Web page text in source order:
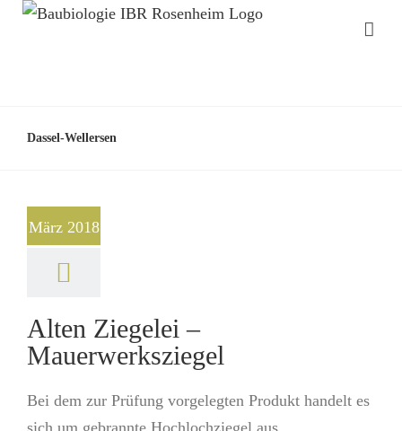
Dassel-Wellersen
März 2018
Alten Ziegelei –
Mauerwerksziegel
Bei dem zur Prüfung vorgelegten Produkt handelt es
sich um gebrannte Hochlochziegel aus